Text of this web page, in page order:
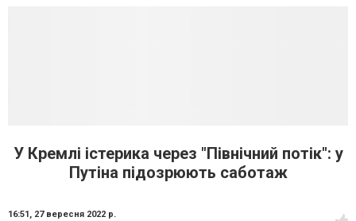
У Кремлі істерика через "Північний потік": у
Путіна підозрюють саботаж
16:51, 27 вересня 2022 р.